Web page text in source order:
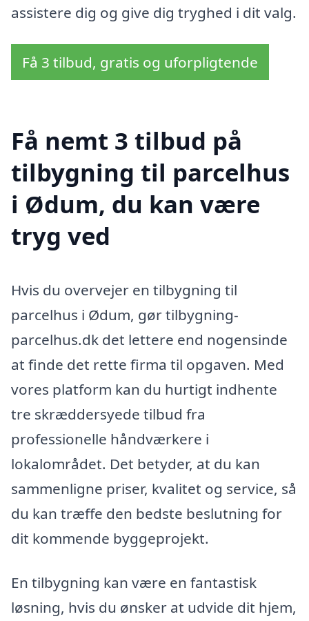
assistere dig og give dig tryghed i dit valg.
Få 3 tilbud, gratis og uforpligtende
Få nemt 3 tilbud på
tilbygning til parcelhus
i Ødum, du kan være
tryg ved
Hvis du overvejer en tilbygning til
parcelhus i Ødum, gør tilbygning-
parcelhus.dk det lettere end nogensinde
at finde det rette firma til opgaven. Med
vores platform kan du hurtigt indhente
tre skræddersyede tilbud fra
professionelle håndværkere i
lokalområdet. Det betyder, at du kan
sammenligne priser, kvalitet og service, så
du kan træffe den bedste beslutning for
dit kommende byggeprojekt.
En tilbygning kan være en fantastisk
løsning, hvis du ønsker at udvide dit hjem,